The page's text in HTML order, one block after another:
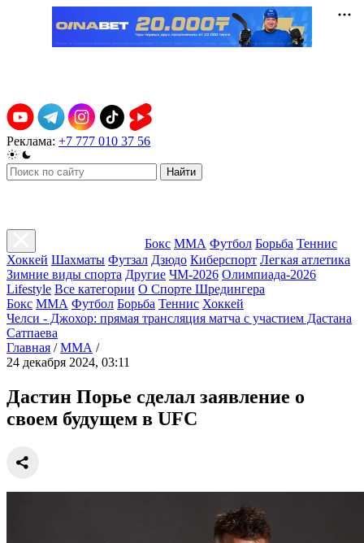
Реклама: +7 777 010 37 56
Найти
Бокс ММА Футбол Борьба Теннис
Хоккей Шахматы Футзал Дзюдо Киберспорт Легкая атлетика
Зимние виды спорта Другие ЧМ-2026 Олимпиада-2026
Lifestyle Все категории О Спорте Шредингера
Бокс ММА Футбол Борьба Теннис Хоккей
Челси - Джохор: прямая трансляция матча с участием Дастана
Сатпаева
Главная / ММА /
24 декабря 2024, 03:11
Дастин Порье сделал заявление о
своем будущем в UFC